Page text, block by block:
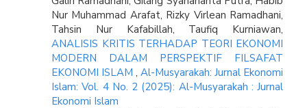
Nur Muhammad Arafat, Rizky Virlean Ramadhani,
Tahsin Nur Kafabillah, Taufiq Kurniawan,
ANALISIS KRITIS TERHADAP TEORI EKONOMI
MODERN DALAM PERSPEKTIF FILSAFAT
EKONOMI ISLAM , Al-Musyarakah: Jurnal Ekonomi
Islam: Vol. 4 No. 2 (2025): Al-Musyarakah : Jurnal
Ekonomi Islam